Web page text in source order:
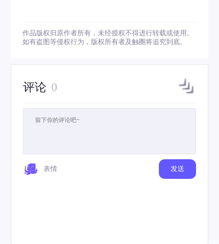
作品版权归原作者所有，未经授权不得进行转载或使用。
如有盗图等侵权行为，版权所有者及触圈将追究到底。
评论 0
表情 发送